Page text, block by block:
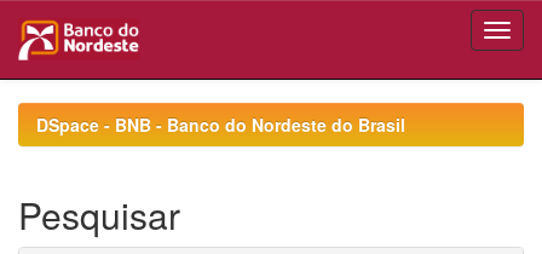
navigationDSpace - BNB - Banco do Nordeste do Brasil
Pesquisar